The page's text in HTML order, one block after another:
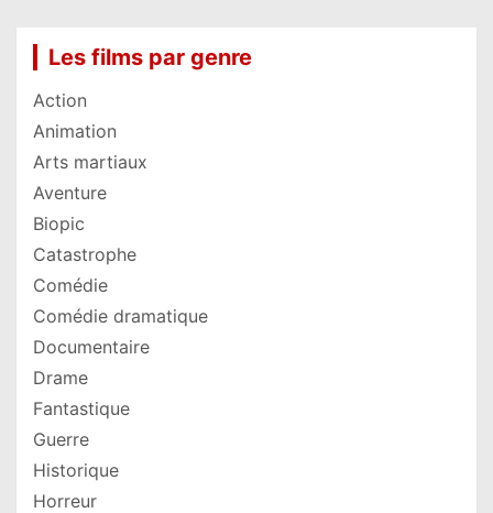
Les films par genre
Action
Animation
Arts martiaux
Aventure
Biopic
Catastrophe
Comédie
Comédie dramatique
Documentaire
Drame
Fantastique
Guerre
Historique
Horreur